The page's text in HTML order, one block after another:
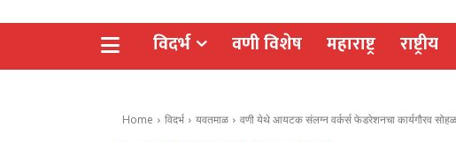
विदर्भ वणी विशेष महाराष्ट्र राष्ट्रीय
Home विदर्भ यवतमाळ वणी येथे आयटक संलग्न वर्कर्स फेडरेशनचा कार्यगौरव